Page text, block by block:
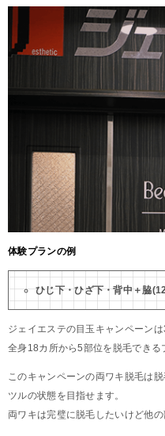
体験プランの例
ひじ下・ひざ下・背中＋脇
ジェイエステの目玉キャンペーン
全身18カ所から5部位を脱毛できる
このキャンペーンの両ワキ脱毛は
ツルの状態を目指せます。
両ワキは完璧に脱毛したいけど他